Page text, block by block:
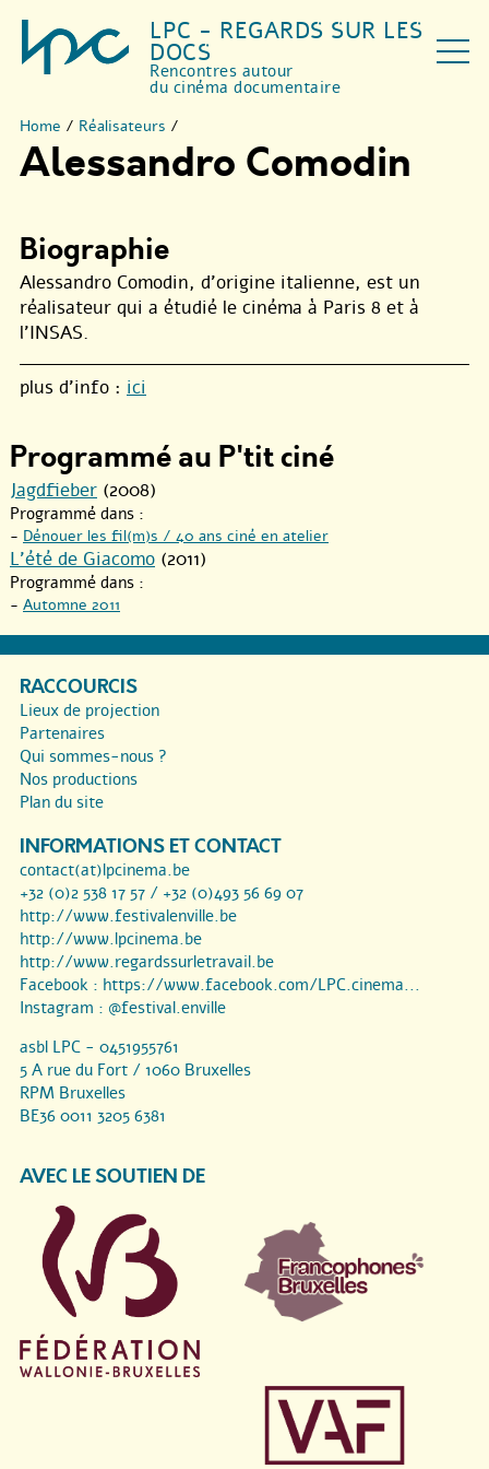
LPC - REGARDS SUR LES
DOCS
Rencontres autour
du cinéma documentaire
Home / Réalisateurs /
Alessandro Comodin
Biographie
Alessandro Comodin, d’origine italienne, est un
réalisateur qui a étudié le cinéma à Paris 8 et à
l’INSAS.
plus d’info : ici
Programmé au P'tit ciné
Jagdfieber (2008)
Programmé dans :
- Dénouer les fil(m)s / 40 ans ciné en atelier
L’été de Giacomo (2011)
Programmé dans :
- Automne 2011
RACCOURCIS
Lieux de projection
Partenaires
Qui sommes-nous ?
Nos productions
Plan du site
INFORMATIONS ET CONTACT
contact(at)lpcinema.be
+32 (0)2 538 17 57 / +32 (0)493 56 69 07
http://www.festivalenville.be
http://www.lpcinema.be
http://www.regardssurletravail.be
Facebook : https://www.facebook.com/LPC.cinema...
Instagram : @festival.enville
asbl LPC - 0451955761
5 A rue du Fort / 1060 Bruxelles
RPM Bruxelles
BE36 0011 3205 6381
AVEC LE SOUTIEN DE